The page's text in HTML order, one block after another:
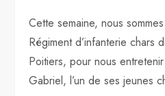
Cette semaine, nous
Régiment d’infanterie chars
Poitiers, pour nous
Gabriel, l’un de ses jeunes